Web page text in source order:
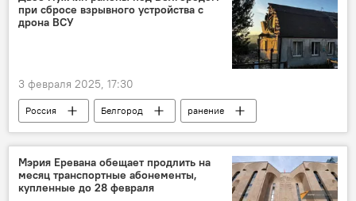
при сбросе взрывного устройства с
дрона ВСУ
3 февраля 2025, 17:30
Россия Белгород ранение
Мэрия Еревана обещает продлить на
месяц транспортные абонементы,
купленные до 28 февраля